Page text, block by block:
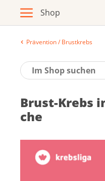
Zur
Prävention / Brustkrebs
Brust-Krebs
che